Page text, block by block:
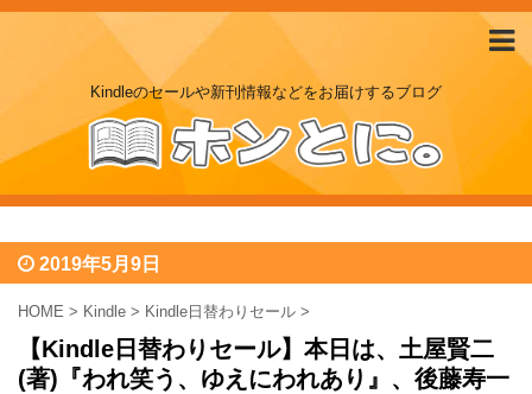
Kindleのセールや新刊情報などをお届けするブログ
2019年5月9日
HOME > Kindle > Kindle日替わりセール >
【Kindle日替わりセール】本日は、土屋賢二
(著)『われ笑う、ゆえにわれあり』、後藤寿一